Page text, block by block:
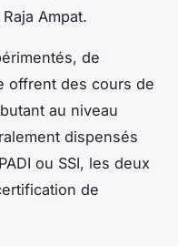
Ampat.
de
offrent des cours de
au niveau
dispensés
ou SSI, les deux
de